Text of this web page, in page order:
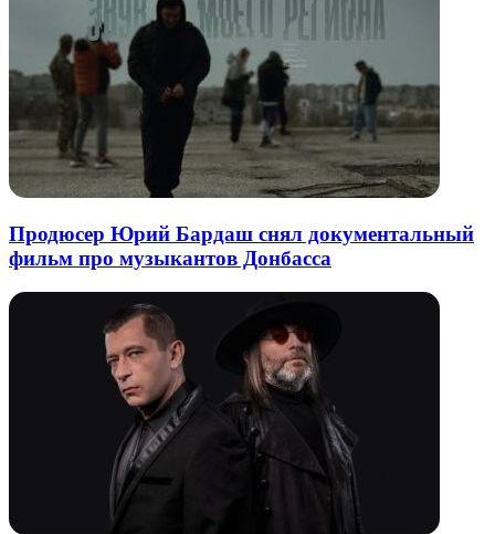
Продюсер Юрий Бардаш снял документальный
фильм про музыкантов Донбасса